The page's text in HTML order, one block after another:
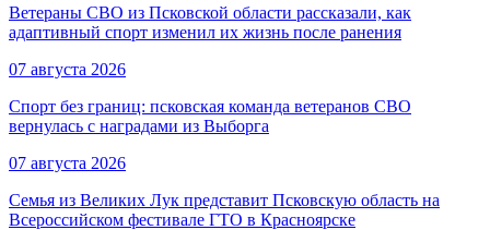
Ветераны СВО из Псковской области рассказали, как
адаптивный спорт изменил их жизнь после ранения
07 августа 2026
Спорт без границ: псковская команда ветеранов СВО
вернулась с наградами из Выборга
07 августа 2026
Семья из Великих Лук представит Псковскую область на
Всероссийском фестивале ГТО в Красноярске